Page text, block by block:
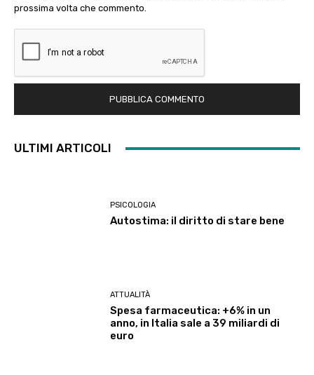
prossima volta che commento.
ULTIMI ARTICOLI
PSICOLOGIA
Autostima: il diritto di stare bene
ATTUALITÀ
Spesa farmaceutica: +6% in un
anno, in Italia sale a 39 miliardi di
euro